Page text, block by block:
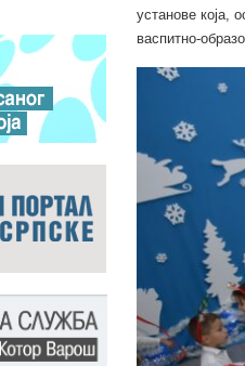
установе која,
васпитно-